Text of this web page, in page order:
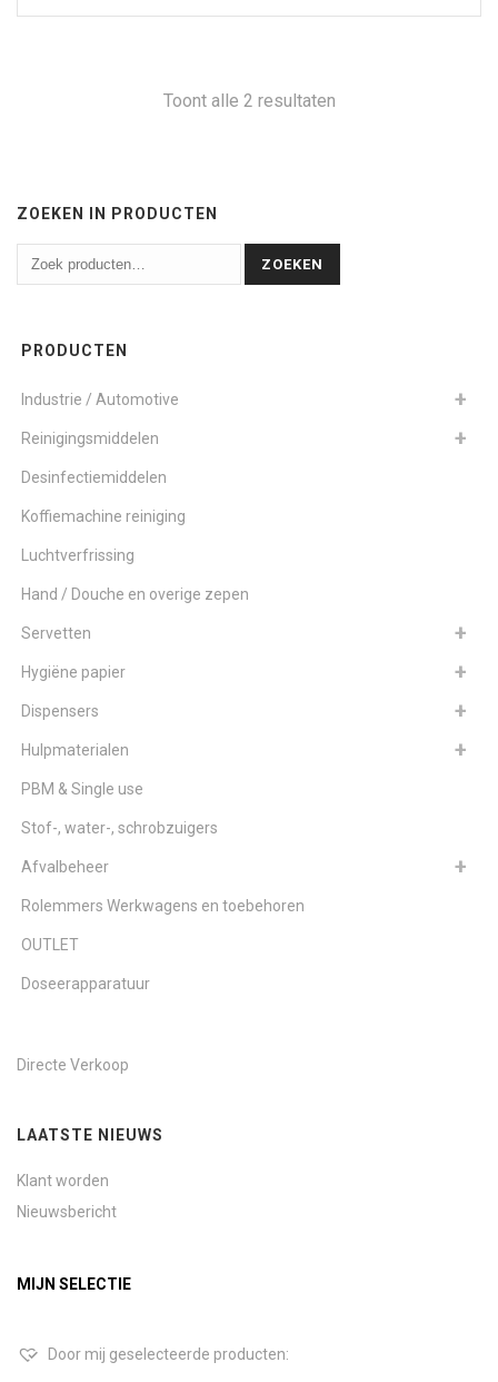
Toont alle 2 resultaten
ZOEKEN IN PRODUCTEN
ZOEKEN
PRODUCTEN
Industrie / Automotive
Reinigingsmiddelen
Desinfectiemiddelen
Koffiemachine reiniging
Luchtverfrissing
Hand / Douche en overige zepen
Servetten
Hygiëne papier
Dispensers
Hulpmaterialen
PBM & Single use
Stof-, water-, schrobzuigers
Afvalbeheer
Rolemmers Werkwagens en toebehoren
OUTLET
Doseerapparatuur
Directe Verkoop
LAATSTE NIEUWS
Klant worden
Nieuwsbericht
MIJN SELECTIE
Door mij geselecteerde producten: